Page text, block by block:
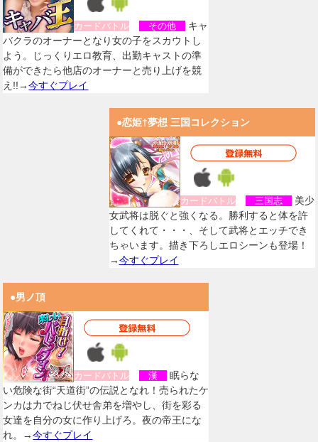
カードバトル その他
キャ
バクラのオーナーとなり女の子をスカウトし
よう。じっくりエロ教育、出勤キャストの準
備ができたら他店のオーナーと売り上げを競
え!!→今すぐプレイ
●恋姫†夢想 三国コレクション
カードバトル 三国志
美少
女武将は脱ぐと強くなる。勝利すると体を許
してくれて・・・、そして武将とエッチでき
ちゃいます。描き下ろしエロシーンも登場！
→今すぐプレイ
●男ノ頂
カードバトル 漢
眠らな
い危険な街“天道街”の伝説となれ！売られたケ
ンカは力でねじ伏せ舎弟を増やし、街を彩る
女達を自分の女に作り上げろ。夜の帝王にな
れ。→今すぐプレイ